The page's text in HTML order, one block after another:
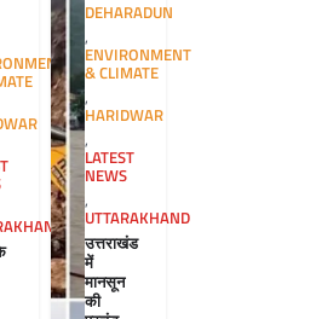
DEHARADUN
,
ENVIRONMENT
& CLIMATE
,
HARIDWAR
,
LATEST
NEWS
,
UTTARAKHAND
उत्तराखंड
में
मानसून
की